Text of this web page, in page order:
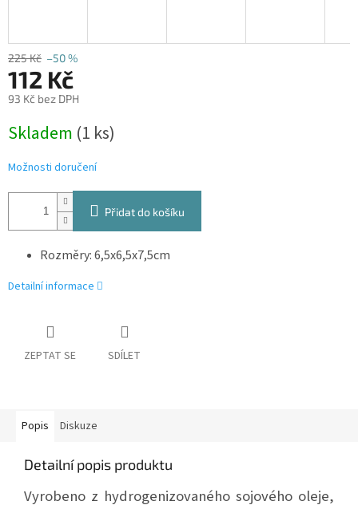
225 Kč –50 %
112 Kč
93 Kč bez DPH
cena:
Skladem (1 ks)
Možnosti doručení
Přidat do košíku
Rozměry: 6,5x6,5x7,5cm
Detailní informace
ZEPTAT SE SDÍLET
Popis Diskuze
Detailní popis produktu
Vyrobeno z hydrogenizovaného sojového oleje,